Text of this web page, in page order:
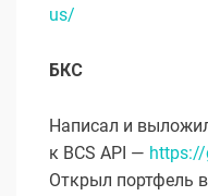
us/
БКС
Написал и
к BCS API —
Открыл портфель